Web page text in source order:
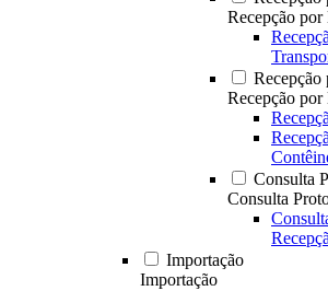
Recepção
Recepção
Recepção por
Consulta
Consulta
Importação
Importação